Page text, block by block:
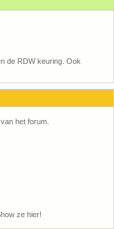
de RDW keuring. Ook
het forum.
ze hier!